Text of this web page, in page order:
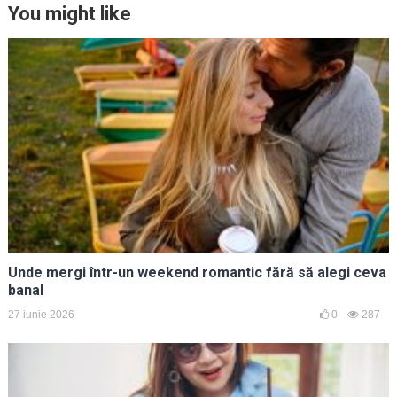
You might like
Unde mergi într-un weekend romantic fără să alegi ceva
banal
27 iunie 2026 0 287